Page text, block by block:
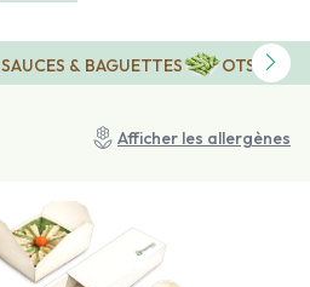
SAUCES & BAGUETTES chevron_right
local_florist Afficher les allergènes